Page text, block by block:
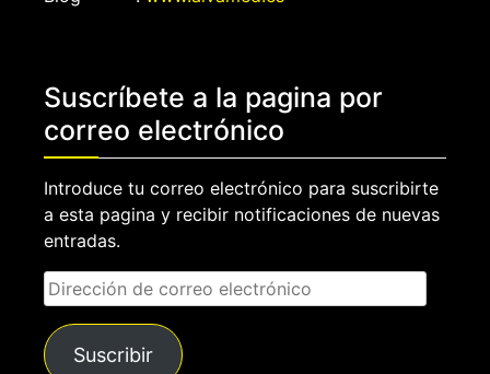
Suscríbete a la pagina por
correo electrónico
Introduce tu correo electrónico para suscribirte
a esta pagina y recibir notificaciones de nuevas
entradas.
Dirección
de
correo
electrónico
Suscribir